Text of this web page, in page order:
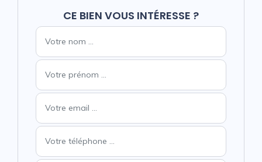
CE BIEN VOUS INTÉRESSE ?